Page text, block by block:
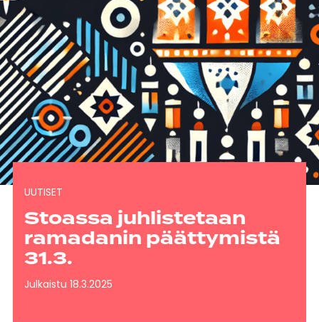
Stoassa juhlistetaan
ramadanin päättymistä
31.3.
UUTISET
Julkaistu 18.3.2025